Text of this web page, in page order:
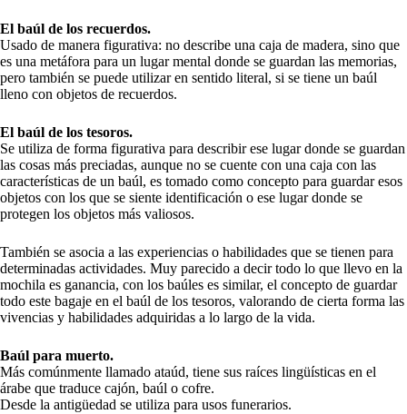
El baúl de los recuerdos.
Usado de manera figurativa: no describe una caja de madera, sino que
es una metáfora para un lugar mental donde se guardan las memorias,
pero también se puede utilizar en sentido literal, si se tiene un baúl
lleno con objetos de recuerdos.
El baúl de los tesoros.
Se utiliza de forma figurativa para describir ese lugar donde se guardan
las cosas más preciadas, aunque no se cuente con una caja con las
características de un baúl, es tomado como concepto para guardar esos
objetos con los que se siente identificación o ese lugar donde se
protegen los objetos más valiosos.
También se asocia a las experiencias o habilidades que se tienen para
determinadas actividades. Muy parecido a decir todo lo que llevo en la
mochila es ganancia, con los baúles es similar, el concepto de guardar
todo este bagaje en el baúl de los tesoros, valorando de cierta forma las
vivencias y habilidades adquiridas a lo largo de la vida.
Baúl para muerto.
Más comúnmente llamado ataúd, tiene sus raíces lingüísticas en el
árabe que traduce cajón, baúl o cofre.
Desde la antigüedad se utiliza para usos funerarios.